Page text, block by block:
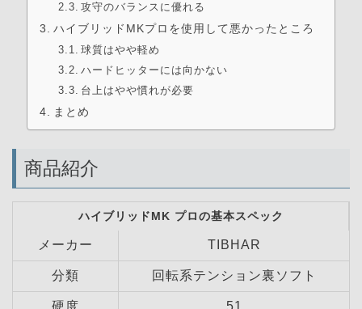
攻守のバランスに優れる
ハイブリッドMKプロを使用して悪かったところ
球質はやや軽め
ハードヒッターには向かない
台上はやや慣れが必要
まとめ
商品紹介
ハイブリッドMK プロの基本スペック
メーカー TIBHAR
分類 回転系テンション裏ソフト
硬度 51